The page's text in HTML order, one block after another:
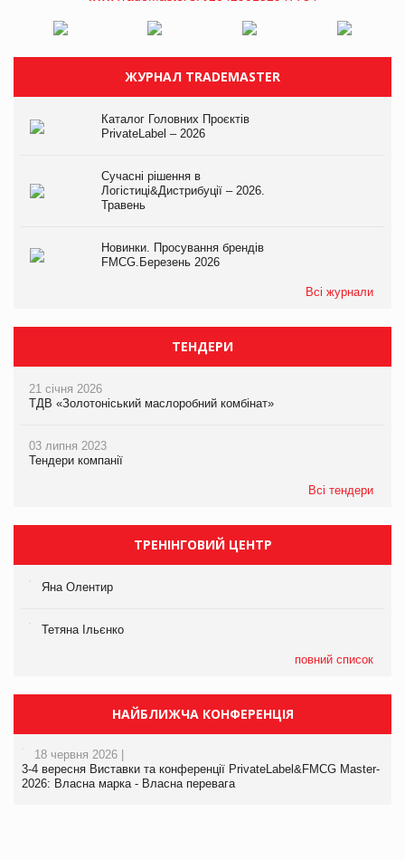
ЖУРНАЛ TRADEMASTER
Каталог Головних Проєктів
PrivateLabel – 2026
Сучасні рішення в
Логістиці&Дистрибуції – 2026.
Травень
Новинки. Просування брендів
FMCG.Березень 2026
Всі журнали
ТЕНДЕРИ
21 січня 2026
ТДВ «Золотоніський маслоробний комбінат»
03 липня 2023
Тендери компанії
Всі тендери
ТРЕНІНГОВИЙ ЦЕНТР
Яна Олентир
Тетяна Ільєнко
повний список
НАЙБЛИЖЧА КОНФЕРЕНЦІЯ
18 червня 2026 |
3-4 вересня Виставки та конференції PrivateLabel&FMCG Master-
2026: Власна марка - Власна перевага